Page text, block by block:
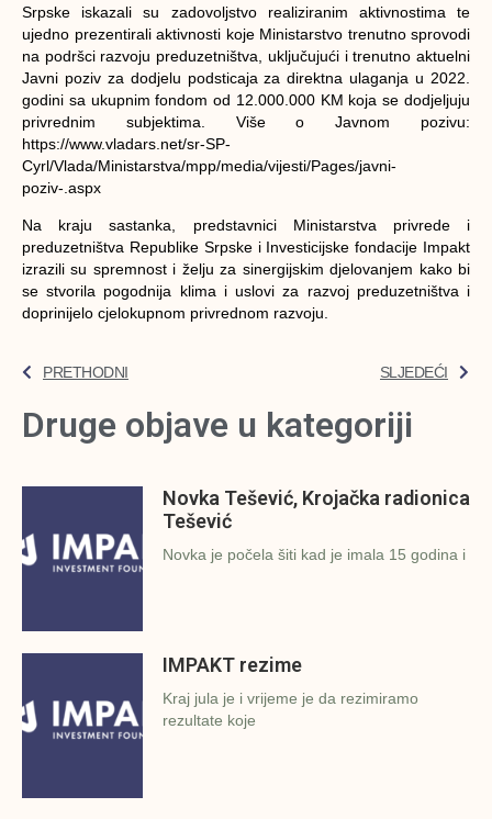
Srpske iskazali su zadovoljstvo realiziranim aktivnostima te
ujedno prezentirali aktivnosti koje Ministarstvo trenutno sprovodi
na podršci razvoju preduzetništva, uključujući i trenutno aktuelni
Javni poziv za dodjelu podsticaja za direktna ulaganja u 2022.
godini sa ukupnim fondom od 12.000.000 KM koja se dodjeljuju
privrednim subjektima. Više o Javnom pozivu:
https://www.vladars.net/sr-SP-
Cyrl/Vlada/Ministarstva/mpp/media/vijesti/Pages/javni-
poziv-.aspx
Na kraju sastanka, predstavnici Ministarstva privrede i
preduzetništva Republike Srpske i Investicijske fondacije Impakt
izrazili su spremnost i želju za sinergijskim djelovanjem kako bi
se stvorila pogodnija klima i uslovi za razvoj preduzetništva i
doprinijelo cjelokupnom privrednom razvoju.
PRETHODNI SLJEDEĆI
Druge objave u kategoriji
Novka Tešević, Krojačka radionica
Tešević
Novka je počela šiti kad je imala 15 godina i
IMPAKT rezime
Kraj jula je i vrijeme je da rezimiramo
rezultate koje